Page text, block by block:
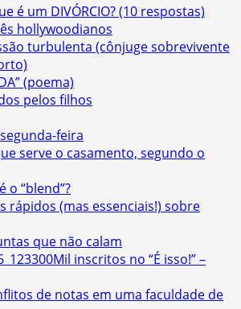
é um DIVÓRCIO? (10 respostas)
hollywoodianos
turbulenta (cônjuge sobrevivente
(poema)
pelos filhos
feira
serve o casamento, segundo o
o “blend”?
rápidos (mas essenciais!) sobre
que não calam
Mil inscritos no “É isso!” –
de notas em uma faculdade de